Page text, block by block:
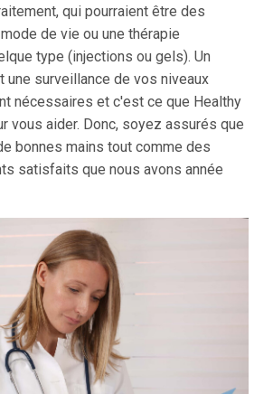
qui pourraient être des
de vie ou une thérapie
type (injections ou gels). Un
une surveillance de vos niveaux
nécessaires et c'est ce que Healthy
vous aider. Donc, soyez assurés que
bonnes mains tout comme des
satisfaits que nous avons année